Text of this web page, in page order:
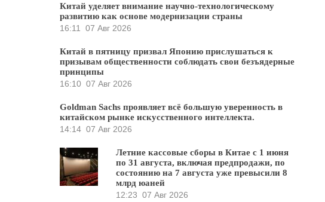
Китай уделяет внимание научно-технологическому
развитию как основе модернизации страны
16:11
07 Авг 2026
Китай в пятницу призвал Японию прислушаться к
призывам общественности соблюдать свои безъядерные
принципы
16:10 07 Авг 2026
Goldman Sachs проявляет всё большую уверенность в
китайском рынке искусственного интеллекта.
14:14 07 Авг 2026
Летние кассовые сборы в Китае с 1 июня
по 31 августа, включая предпродажи, по
состоянию на 7 августа уже превысили 8
млрд юаней
12:23 07 Авг 2026